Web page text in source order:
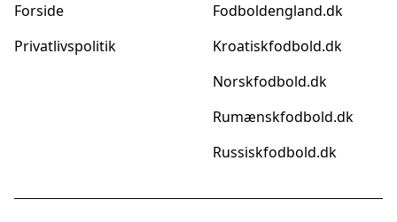
Forside
Privatlivspolitik
Fodboldengland.dk
Kroatiskfodbold.dk
Norskfodbold.dk
Rumænskfodbold.dk
Russiskfodbold.dk